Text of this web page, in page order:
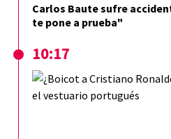
Carlos Baute sufre
te pone a prueba"
10:17